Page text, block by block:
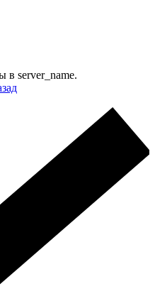
в server_name.